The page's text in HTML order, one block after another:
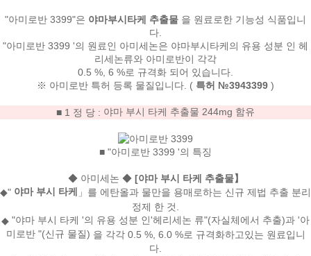
"아미로반 3399"은 야마부시타케 추출물 을 원료로한 기능성 식품입니
다.
"아미로반 3399 '의 원료인 아미세논은 야마부시타케의 유용 성분 인 헤
리세논류와 아미로반이 각각
0.5 %, 6 %로 규격화 되어 있습니다.
※ 아미로반 특허 등록 물질입니다. ( 특허 №3943399 )
■ 1 정 당 : 야마 부시 타케 추출물 244mg 함유
■ "아미로반 3399 '의 특징
◆ 아미세논 ◆ [야마 부시 타케 추출물】
◆" 야마 부시 타케 」를 에탄올과 물만을 용매로하는 신규 제법 추출 분리
정제 한 것.
◆ "야마 부시 타케 '의 유용 성분 인'헤리세논 류"(자실체에서 추출)과 '아
미로반 "(신규 물질) 을 각각 0.5 %, 6.0 %로 규격화하고있는 원료입니
다.